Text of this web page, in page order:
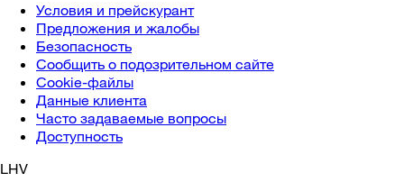
Условия и прейскурант
Предложения и жалобы
Безопасность
Сообщить о подозрительном сайте
Cookie-файлы
Данные клиента
Часто задаваемые вопросы
Доступность
LHV